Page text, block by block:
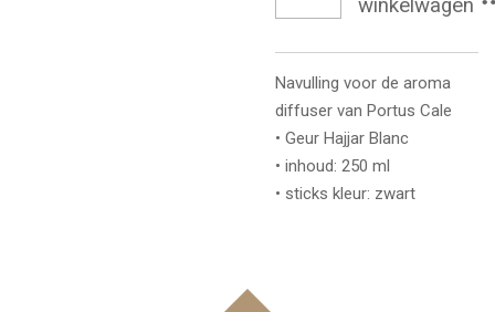
winkelwagen
Navulling voor de aroma
diffuser van Portus Cale
• Geur Hajjar Blanc
• inhoud: 250 ml
• sticks kleur: zwart